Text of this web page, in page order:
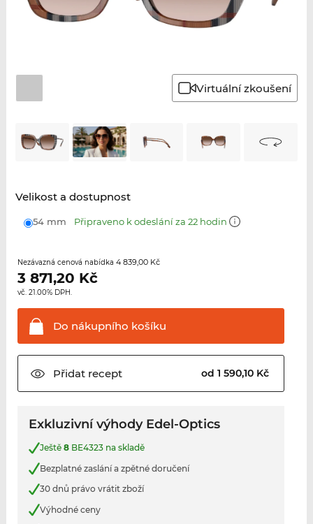
Virtuální zkoušení
Velikost a dostupnost
54 mm Připraveno k odeslání za 22 hodin
Nezávazná cenová nabídka 4 839,00 Kč
3 871,20 Kč
vč. 21.00% DPH.
Do nákupního košíku
Přidatrecept od 1 590,10 Kč
Exkluzivní výhody Edel-Optics
Ještě 8BE4323 na skladě
Bezplatné zaslání a zpětné doručení
30 dnů právo vrátit zboží
Výhodné ceny